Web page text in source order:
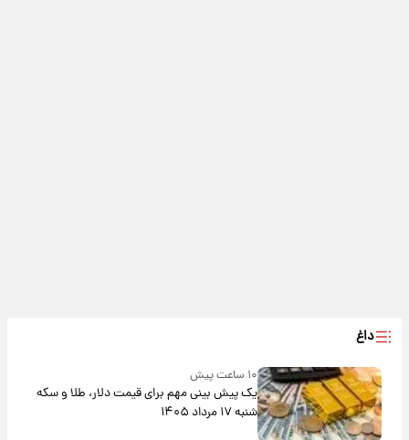
داغ
۱۰ ساعت پیش
یک پیش ‌بینی مهم برای قیمت دلار، طلا و سکه
شنبه ۱۷ مرداد ۱۴۰۵